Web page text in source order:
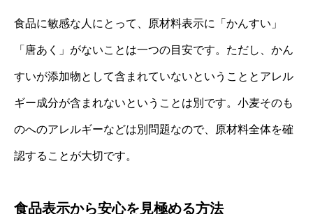
食品に敏感な人にとって、原材料表示に「かんすい」
「唐あく」がないことは一つの目安です。ただし、かん
すいが添加物として含まれていないということとアレル
ギー成分が含まれないということは別です。小麦そのも
のへのアレルギーなどは別問題なので、原材料全体を確
認することが大切です。
食品表示から安心を見極める方法